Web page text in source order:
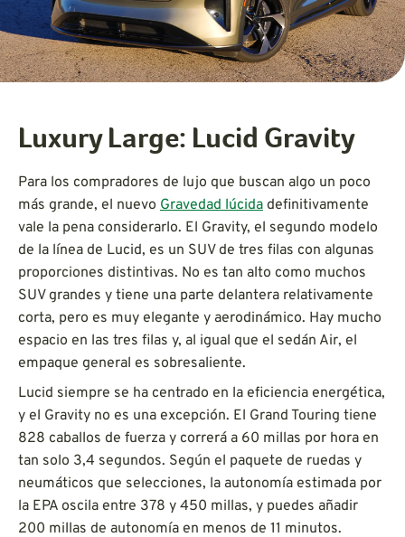
Luxury Large: Lucid Gravity
Para los compradores de lujo que buscan algo un poco
más grande, el nuevo Gravedad lúcida definitivamente
vale la pena considerarlo. El Gravity, el segundo modelo
de la línea de Lucid, es un SUV de tres filas con algunas
proporciones distintivas. No es tan alto como muchos
SUV grandes y tiene una parte delantera relativamente
corta, pero es muy elegante y aerodinámico. Hay mucho
espacio en las tres filas y, al igual que el sedán Air, el
empaque general es sobresaliente.
Lucid siempre se ha centrado en la eficiencia energética,
y el Gravity no es una excepción. El Grand Touring tiene
828 caballos de fuerza y correrá a 60 millas por hora en
tan solo 3,4 segundos. Según el paquete de ruedas y
neumáticos que selecciones, la autonomía estimada por
la EPA oscila entre 378 y 450 millas, y puedes añadir
200 millas de autonomía en menos de 11 minutos.